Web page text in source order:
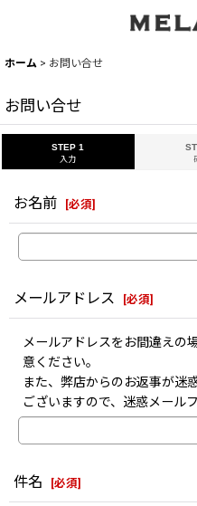
ホーム > お問い合せ
お問い合せ
STEP 1
入力
お名前 [必須]
メールアドレス [必須]
メールアドレスをお間違えの
意ください。
また、弊店からのお返事が迷
ございますので、迷惑メール
件名 [必須]